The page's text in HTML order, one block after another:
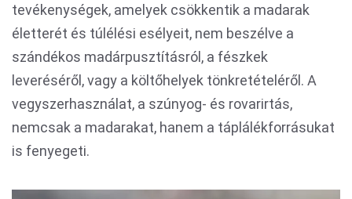
tevékenységek, amelyek csökkentik a madarak
életterét és túlélési esélyeit, nem beszélve a
szándékos madárpusztításról, a fészkek
leveréséről, vagy a költőhelyek tönkretételéről. A
vegyszerhasználat, a szúnyog- és rovarirtás,
nemcsak a madarakat, hanem a táplálékforrásukat
is fenyegeti.